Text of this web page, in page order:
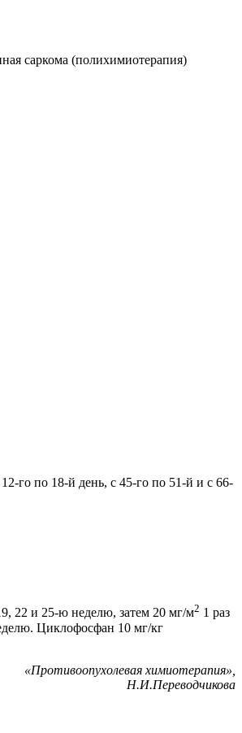
саркома (полихимиотерапия)
го по 18-й день, с 45-го по 51-й и с 66-
22 и 25-ю неделю, затем 20 мг/м2 1 раз
Циклофосфан 10 мг/кг
«Противоопухолевая химиотерапия»,
Н.И.Переводчикова